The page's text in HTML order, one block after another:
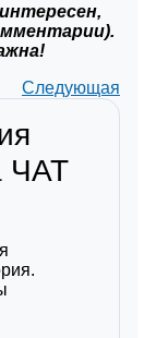
Следующая
ЧАТ